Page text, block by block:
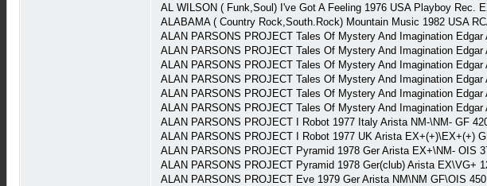
AL WILSON ( Funk,Soul) I've Got A Feeling 1976 USA Playboy Rec.
ALABAMA ( Country Rock,South.Rock) Mountain Music 1982 USA
ALAN PARSONS PROJECT Tales Of Mystery And Imagination
ALAN PARSONS PROJECT Tales Of Mystery And Imagination
ALAN PARSONS PROJECT Tales Of Mystery And Imagination
ALAN PARSONS PROJECT Tales Of Mystery And Imagination
ALAN PARSONS PROJECT Tales Of Mystery And Imagination
ALAN PARSONS PROJECT Tales Of Mystery And Imagination
ALAN PARSONS PROJECT I Robot 1977 Italy Arista NM-\NM- GF
ALAN PARSONS PROJECT I Robot 1977 UK Arista EX+(+)\EX+(+)
ALAN PARSONS PROJECT Pyramid 1978 Ger Arista EX+\NM- OIS
ALAN PARSONS PROJECT Pyramid 1978 Ger(club) Arista EX\VG+
ALAN PARSONS PROJECT Eve 1979 Ger Arista NM\NM GF\OIS 450